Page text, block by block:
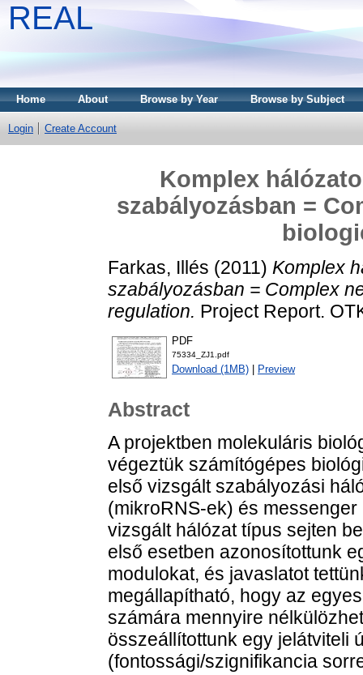
REAL
Home About Browse by Year Browse by Subject
Login Create Account
Komplex
szabályozásban =
Farkas, Illés (2011) Komplex
szabályozásban = Complex
regulation. Project Report.
PDF
75334_ZJ1.pdf
Download (1MB) Preview
Abstract
A projektben molekuláris
végeztük számítógépes
első vizsgált szabályozási
(mikroRNS-ek) és
vizsgált hálózat típus sejten
első esetben azonosítottunk
modulokat, és javaslatot
megállapítható, hogy az
számára mennyire
összeállítottunk egy jelátviteli
(fontossági/szignifikancia